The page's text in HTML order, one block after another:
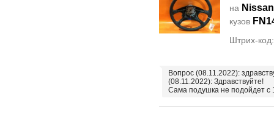
на
кузов
Штрих-
Вопрос (08.11.2022):
(08.11.2022): Здравствуйте!
Сама подушка не подойдет с